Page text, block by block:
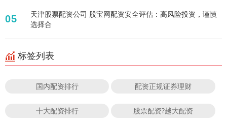
05
天津股票配资公司 股宝网配资安全评估：高风险投资，谨慎
选择合
标签列表
国内配资排行 配资正规证券理财
十大配资排行 股票配资?越大配资